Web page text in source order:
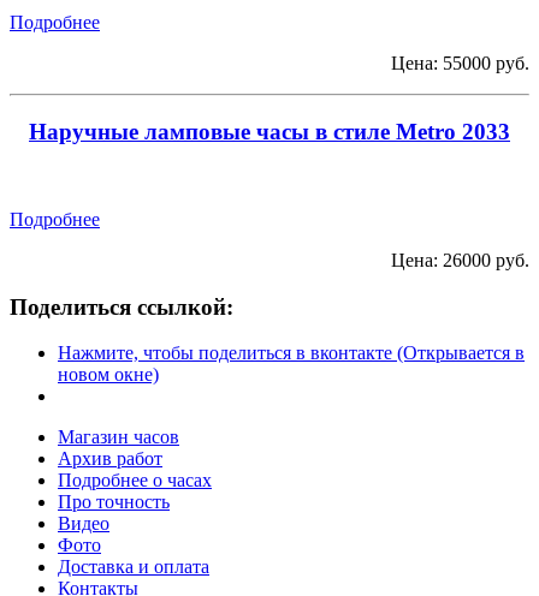
Подробнее
Цена: 55000 руб.
Наручные ламповые часы в стиле Metro 2033
Подробнее
Цена: 26000 руб.
Поделиться ссылкой:
Нажмите, чтобы поделиться в вконтакте (Открывается в
новом окне)
Магазин часов
Архив работ
Подробнее о часах
Про точность
Видео
Фото
Доставка и оплата
Контакты